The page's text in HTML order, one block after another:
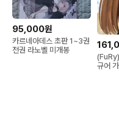
95,000원
카르네아데스 초판 1~3권
전권 라노벨 미개봉
규어